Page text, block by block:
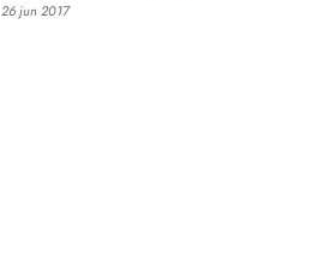
26 jun 2017